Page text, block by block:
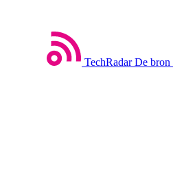
TechRadar De bron